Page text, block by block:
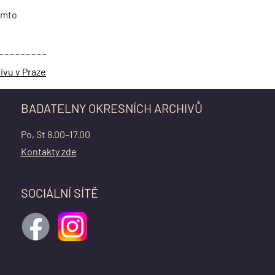
v Praze
BADATELNY OKRESNÍCH ARCHIVŮ
Po, St 8.00–17.00
Kontakty zde
SOCIÁLNÍ SÍTĚ